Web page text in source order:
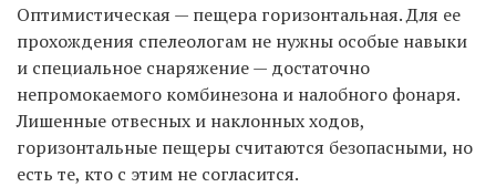
Оптимистическая — пещера горизонтальная. Для ее
прохождения спелеологам не нужны особые навыки
и специальное снаряжение — достаточно
непромокаемого комбинезона и налобного фонаря.
Лишенные отвесных и наклонных ходов,
горизонтальные пещеры считаются безопасными, но
есть те, кто с этим не согласится.